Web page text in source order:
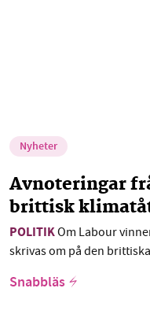
Nyheter
Avnoteringar
brittisk
POLITIKOm Labour
skrivas om på den
Snabbläs